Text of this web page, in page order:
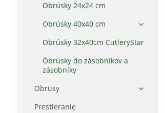
Obrúsky 24x24 cm
Obrúsky 40x40 cm
Obrúsky 32x40cm CutleryStar
Obrúsky do zásobníkov a
zásobníky
Obrusy
Prestieranie